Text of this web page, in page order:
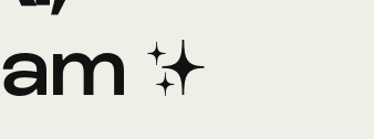
✨